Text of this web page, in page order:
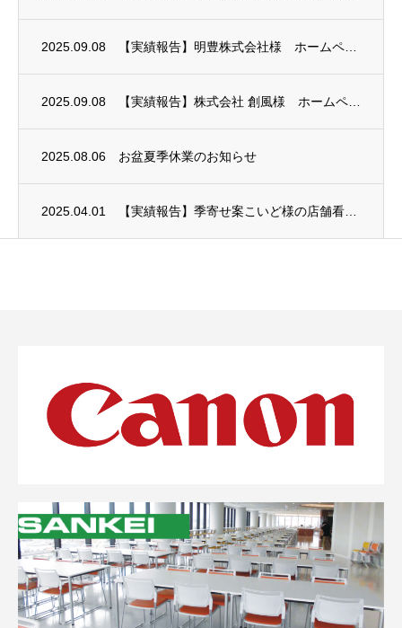
2025.09.08
2025.09.08
2025.08.06 お盆夏季休業のお知らせ
2025.04.01